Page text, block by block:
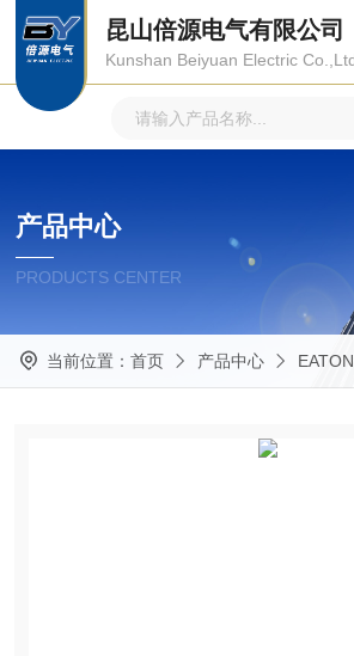
昆山倍源电气有限公司
Kunshan Beiyuan Electric
产品中心
PRODUCTS CENTER
当前位置： 首页 产品中心 EATON